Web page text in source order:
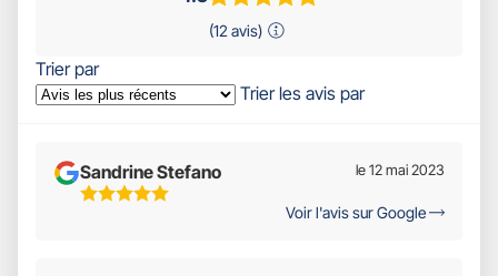
(12 avis)
Trier par
Trier les avis par
Sandrine Stefano
5
le 12 mai 2023
Voir l'avis sur Google